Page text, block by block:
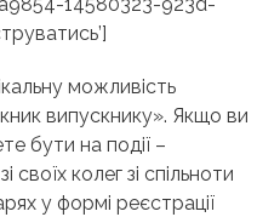
можливість
випускнику». Якщо ви
бути на події –
колег зі спільноти
у формі реєстрації